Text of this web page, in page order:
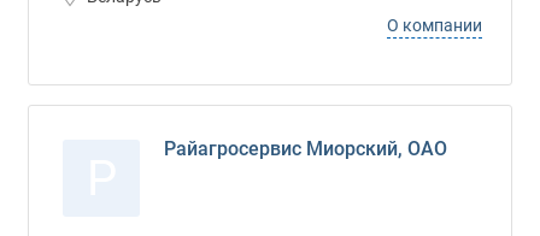
О компании
Райагросервис Миорский, ОАО